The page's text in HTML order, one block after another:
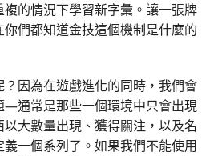
的情況下學習新字彙。讓一張牌
們都知道金技這個機制是什麼的
因為在遊戲進化的同時，我們會
—通常是那些一個環境中只會出現
大數量出現、獲得關注，以及名
一個系列了。如果我們不能使用